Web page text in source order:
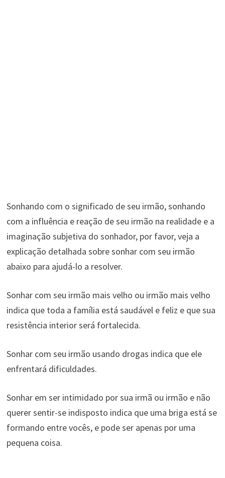
Sonhando com o significado de seu irmão, sonhando
com a influência e reação de seu irmão na realidade e a
imaginação subjetiva do sonhador, por favor, veja a
explicação detalhada sobre sonhar com seu irmão
abaixo para ajudá-lo a resolver.
Sonhar com seu irmão mais velho ou irmão mais velho
indica que toda a família está saudável e feliz e que sua
resistência interior será fortalecida.
Sonhar com seu irmão usando drogas indica que ele
enfrentará dificuldades.
Sonhar em ser intimidado por sua irmã ou irmão e não
querer sentir-se indisposto indica que uma briga está se
formando entre vocês, e pode ser apenas por uma
pequena coisa.